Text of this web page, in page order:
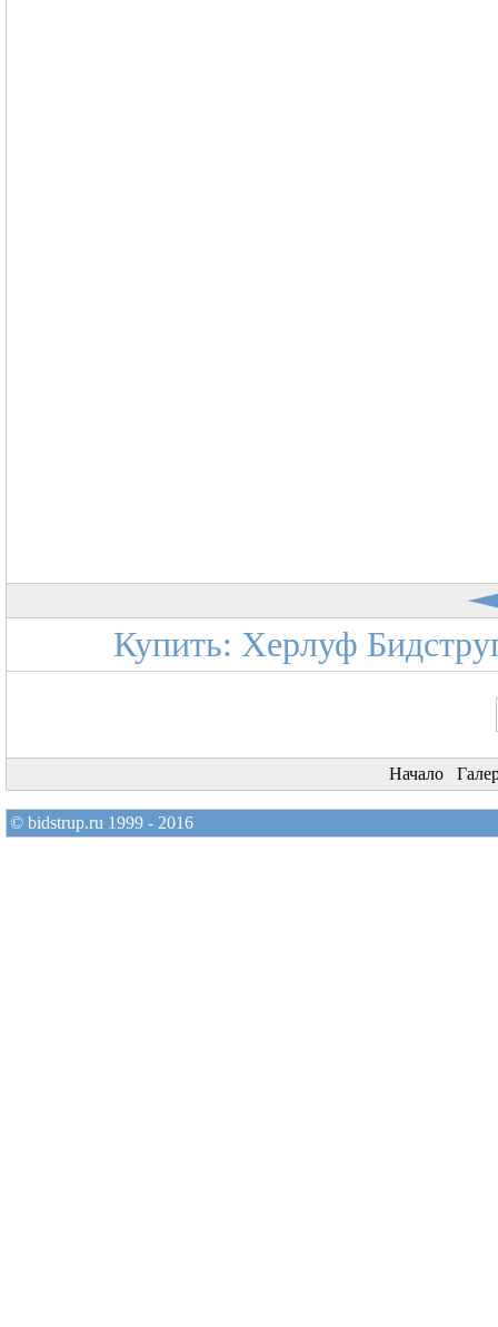
Купить: Херлуф
Начало
© bidstrup.ru 1999 - 2016